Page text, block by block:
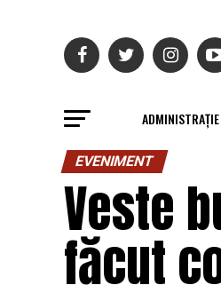
EVENIMENT
Veste
făcut